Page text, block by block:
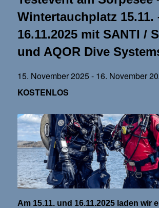
Wintertauchplatz 15.11.
16.11.2025 mit SANTI /
und AQOR Dive
15. November 2025- 16. November
KOSTENLOS
Am 15.11. und 16.11.2025 laden wir